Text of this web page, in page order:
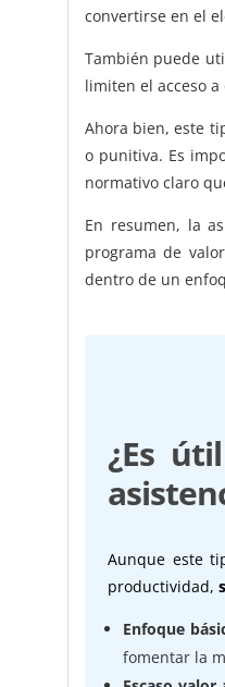
convertirse en el
También puede
limiten el acceso
Ahora bien, este
o punitiva. Es
normativo claro
En resumen, la
programa de
dentro de un
¿Es
Aunque este
productividad,
Enfoque
fomentar la